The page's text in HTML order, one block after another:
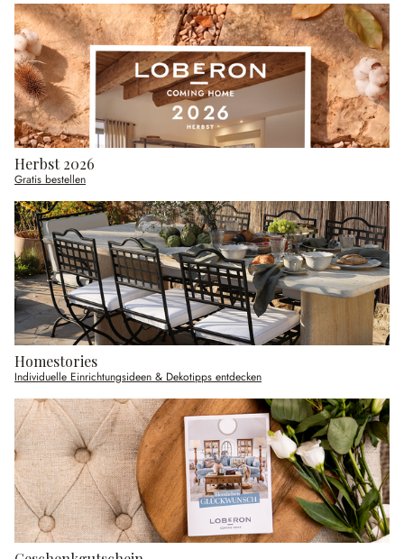
Herbst 2026
Gratis bestellen
Homestories
Individuelle Einrichtungsideen & Dekotipps entdecken